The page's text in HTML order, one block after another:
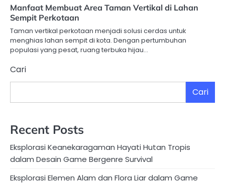
Manfaat Membuat Area Taman Vertikal di Lahan
Sempit Perkotaan
Taman vertikal perkotaan menjadi solusi cerdas untuk
menghias lahan sempit di kota. Dengan pertumbuhan
populasi yang pesat, ruang terbuka hijau…
Cari
Cari
Recent Posts
Eksplorasi Keanekaragaman Hayati Hutan Tropis
dalam Desain Game Bergenre Survival
Eksplorasi Elemen Alam dan Flora Liar dalam Game